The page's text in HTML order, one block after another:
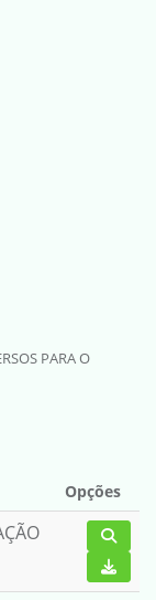
PARA O
Opções